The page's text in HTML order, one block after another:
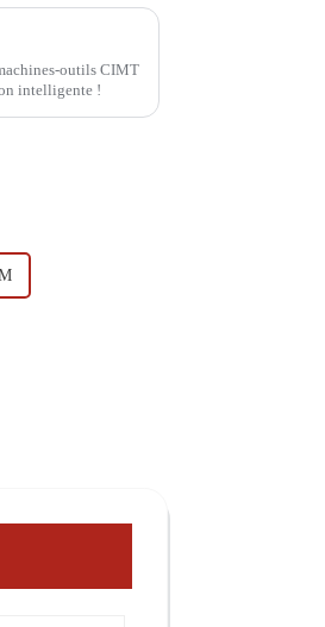
outils CIMT
intelligente !